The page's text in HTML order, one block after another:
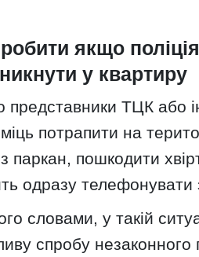
якщо
у квартиру
представники ТЦК або
потрапити на
паркан, пошкодити
одразу
словами, у такій
спробу